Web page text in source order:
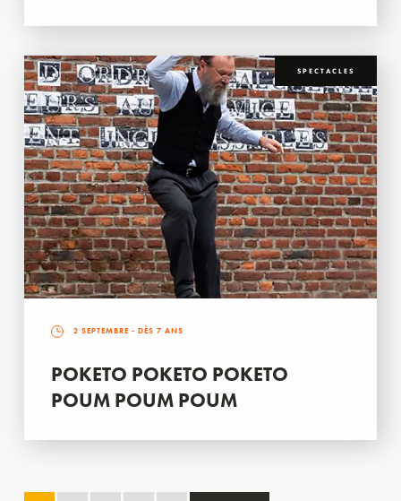
SPECTACLES
2 SEPTEMBRE - DÈS 7 ANS
POKETO POKETO POKETO
POUM POUM POUM